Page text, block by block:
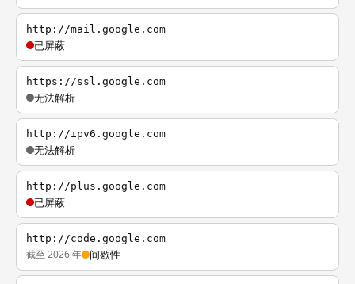
http://mail.google.com
已屏蔽
https://ssl.google.com
无法解析
http://ipv6.google.com
无法解析
http://plus.google.com
已屏蔽
http://code.google.com
截至 2026 年 间歇性